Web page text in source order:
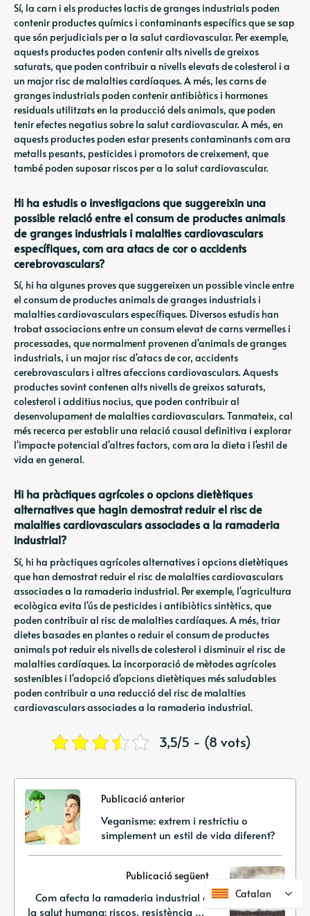
Sí, la carn i els productes lactis de granges industrials poden
contenir productes químics i contaminants específics que se sap
que són perjudicials per a la salut cardiovascular. Per exemple,
aquests productes poden contenir alts nivells de greixos
saturats, que poden contribuir a nivells elevats de colesterol i a
un major risc de malalties cardíaques. A més, les carns de
granges industrials poden contenir antibiòtics i hormones
residuals utilitzats en la producció dels animals, que poden
tenir efectes negatius sobre la salut cardiovascular. A més, en
aquests productes poden estar presents contaminants com ara
metalls pesants, pesticides i promotors de creixement, que
també poden suposar riscos per a la salut cardiovascular.
Hi ha estudis o investigacions que suggereixin una
possible relació entre el consum de productes animals
de granges industrials i malalties cardiovasculars
específiques, com ara atacs de cor o accidents
cerebrovasculars?
Sí, hi ha algunes proves que suggereixen un possible vincle entre
el consum de productes animals de granges industrials i
malalties cardiovasculars específiques. Diversos estudis han
trobat associacions entre un consum elevat de carns vermelles i
processades, que normalment provenen d'animals de granges
industrials, i un major risc d'atacs de cor, accidents
cerebrovasculars i altres afeccions cardiovasculars. Aquests
productes sovint contenen alts nivells de greixos saturats,
colesterol i additius nocius, que poden contribuir al
desenvolupament de malalties cardiovasculars. Tanmateix, cal
més recerca per establir una relació causal definitiva i explorar
l'impacte potencial d'altres factors, com ara la dieta i l'estil de
vida en general.
Hi ha pràctiques agrícoles o opcions dietètiques
alternatives que hagin demostrat reduir el risc de
malalties cardiovasculars associades a la ramaderia
industrial?
Sí, hi ha pràctiques agrícoles alternatives i opcions dietètiques
que han demostrat reduir el risc de malalties cardiovasculars
associades a la ramaderia industrial. Per exemple, l'agricultura
ecològica evita l'ús de pesticides i antibiòtics sintètics, que
poden contribuir al risc de malalties cardíaques. A més, triar
dietes basades en plantes o reduir el consum de productes
animals pot reduir els nivells de colesterol i disminuir el risc de
malalties cardíaques. La incorporació de mètodes agrícoles
sostenibles i l'adopció d'opcions dietètiques més saludables
poden contribuir a una reducció del risc de malalties
cardiovasculars associades a la ramaderia industrial.
3,5/5 - (8 vots)
Publicació anterior
Veganisme: extrem i restrictiu o
simplement un estil de vida diferent?
Publicació següent
Com afecta la ramaderia industrial a
la salut humana: riscos, resistència als
Catalan
Catalan